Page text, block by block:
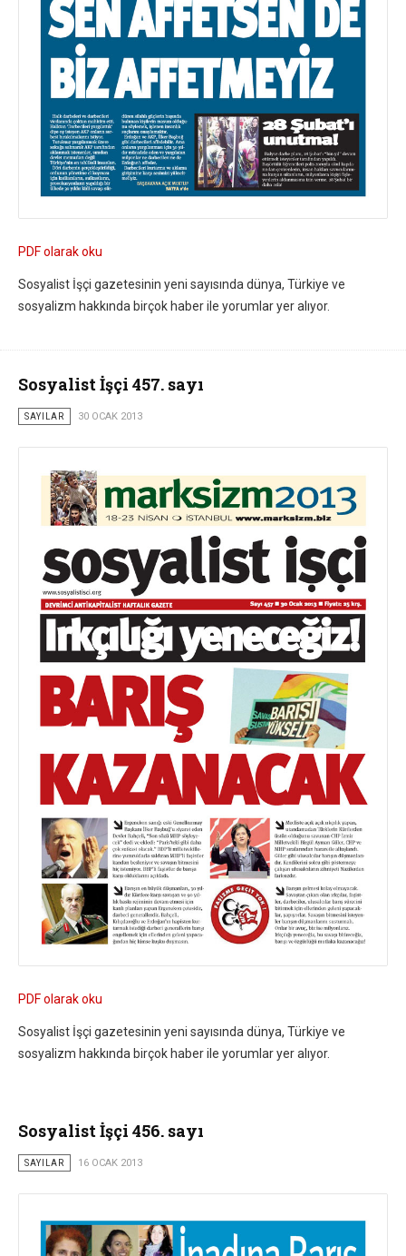
PDF olarak oku
Sosyalist İşçi gazetesinin yeni sayısında dünya, Türkiye ve
sosyalizm hakkında birçok haber ile yorumlar yer alıyor.
Sosyalist İşçi 457. sayı
SAYILAR 30 OCAK 2013
PDF olarak oku
Sosyalist İşçi gazetesinin yeni sayısında dünya, Türkiye ve
sosyalizm hakkında birçok haber ile yorumlar yer alıyor.
Sosyalist İşçi 456. sayı
SAYILAR 16 OCAK 2013